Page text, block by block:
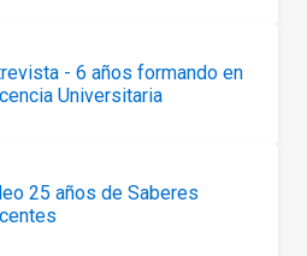
- 6 años formando en
Universitaria
25 años de Saberes